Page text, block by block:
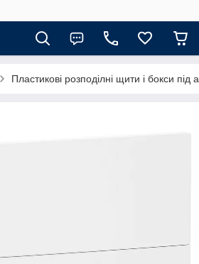
Пластикові розподілні щити і бокси під